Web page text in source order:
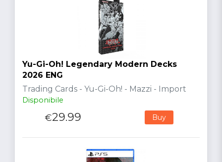
Yu-Gi-Oh! Legendary Modern Decks
2026 ENG
Trading Cards - Yu-Gi-Oh! - Mazzi - Import
Disponibile
€29.99 Buy